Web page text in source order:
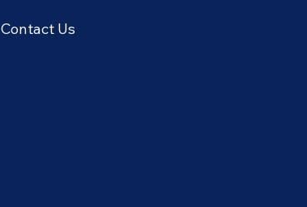
Contact Us